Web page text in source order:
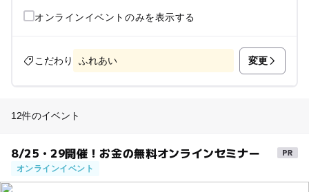
オンラインイベントのみを表示する
こだわり ふれあい 変更
12件のイベント
8/25・29開催！お金の無料オンラインセミナー
オンラインイベント